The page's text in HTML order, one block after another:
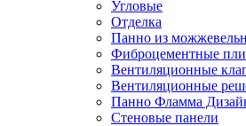
Угловые
Отделка
Панно из
Фиброцементные
Вентиляционные
Вентиляционные
Панно Фламма
Стеновые панели